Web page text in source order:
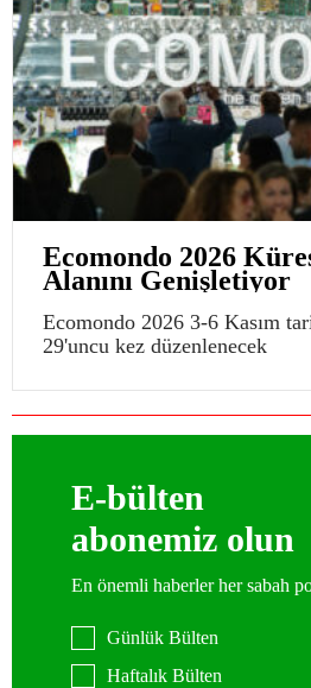
Ecomondo 2026
Alanını Genişletiyor
Ecomondo 2026 3-6 Kasım
29'uncu kez düzenlenecek
E-bülten
abonemiz olun
En önemli haberler her sabah
Günlük Bülten
Haftalık Bülten